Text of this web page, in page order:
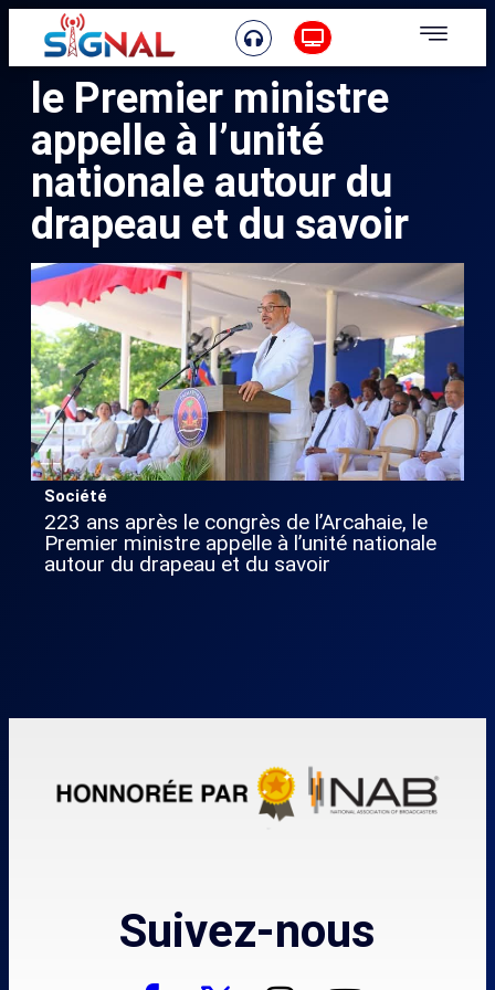
le Premier ministre
appelle à l’unité
nationale autour du
drapeau et du savoir
Société
223 ans après le congrès de l’Arcahaie, le
Premier ministre appelle à l’unité nationale
autour du drapeau et du savoir
Suivez-nous